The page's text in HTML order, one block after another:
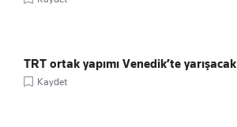
TRT ortak yapımı Venedik’te yarışacak
Kaydet